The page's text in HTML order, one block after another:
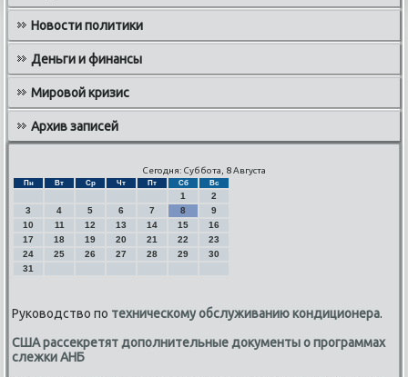
Новости политики
Деньги и финансы
Мировой кризис
Архив записей
Сегодня: Суббота, 8 Августа
Пн Вт Ср Чт Пт Сб Вс
1
2
3
4 5 6 7 8
9
10
11 12 13 14 15
16
17
18 19 20 21 22
23
24
25 26 27 28 29
30
31
Руководство по техническому обслуживанию кондиционера.
США рассекретят дополнительные документы о программах
слежки АНБ